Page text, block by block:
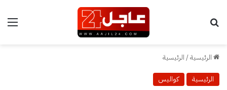
الرئيسية/ الرئيسية
الرئيسية كواليس